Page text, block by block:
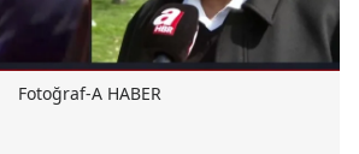
Fotoğraf-A HABER